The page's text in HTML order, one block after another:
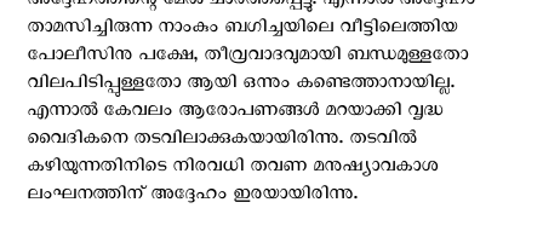
താമസിച്ചിരുന്ന നാംകും ബഗിച്ചയിലെ വീട്ടിലെത്തിയ
പോലീസിനു പക്ഷേ, തീവ്രവാദവുമായി ബന്ധമുള്ളതോ
വിലപിടിപ്പുള്ളതോ ആയി ഒന്നും കണ്ടെത്താനായില്ല.
എന്നാല്‍ കേവലം ആരോപണങ്ങള്‍ മറയാക്കി വൃദ്ധ
വൈദികനെ തടവിലാക്കുകയായിരിന്നു. തടവില്‍
കഴിയുന്നതിനിടെ നിരവധി തവണ മനുഷ്യാവകാശ
ലംഘനത്തിന് അദ്ദേഹം ഇരയായിരിന്നു.